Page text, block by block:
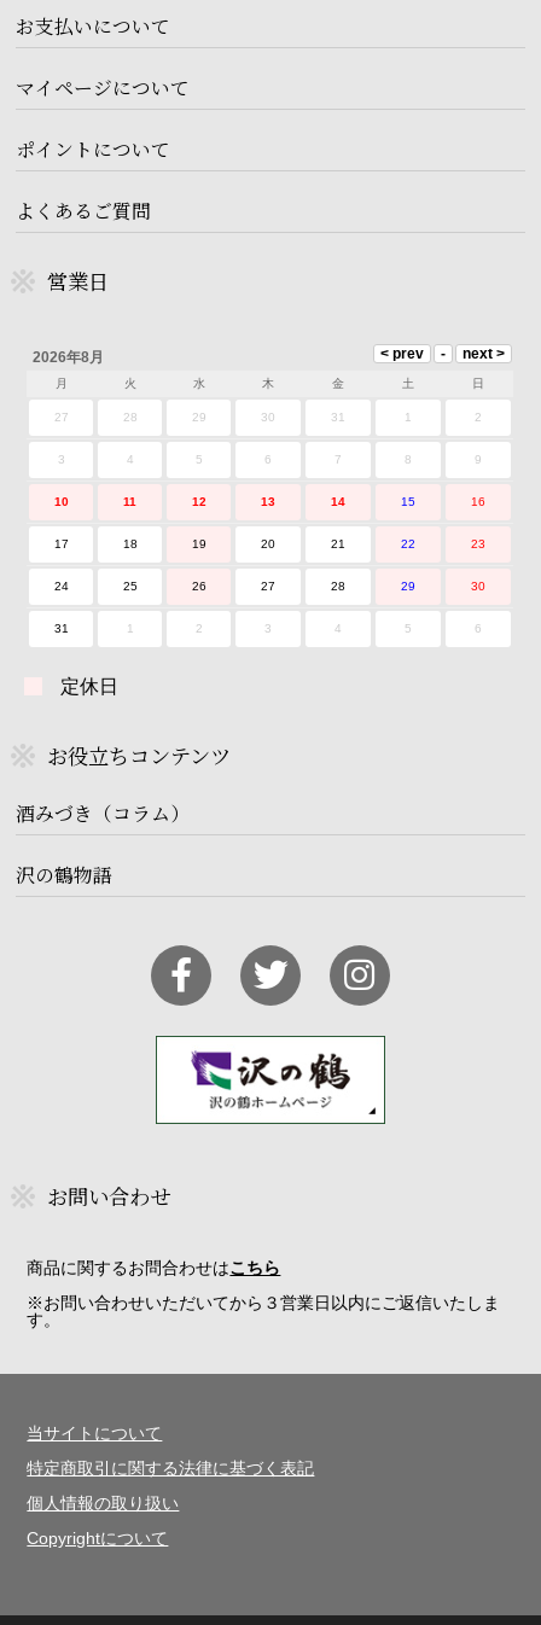
お支払いについて
マイページについて
ポイントについて
よくあるご質問
営業日
2026年8月
月 火 水 木 金 土 日
27 28 29 30 31 1 2
3 4 5 6 7 8 9
10 11 12 13 14 15 16
17 18 19 20 21 22 23
24 25 26 27 28 29 30
31 1 2 3 4 5 6
定休日
お役立ちコンテンツ
酒みづき（コラム）
沢の鶴物語
お問い合わせ
商品に関するお問合わせはこちら
※お問い合わせいただいてから３営業日以内にご返信いたしま
す。
当サイトについて
特定商取引に関する法律に基づく表記
個人情報の取り扱い
Copyrightについて